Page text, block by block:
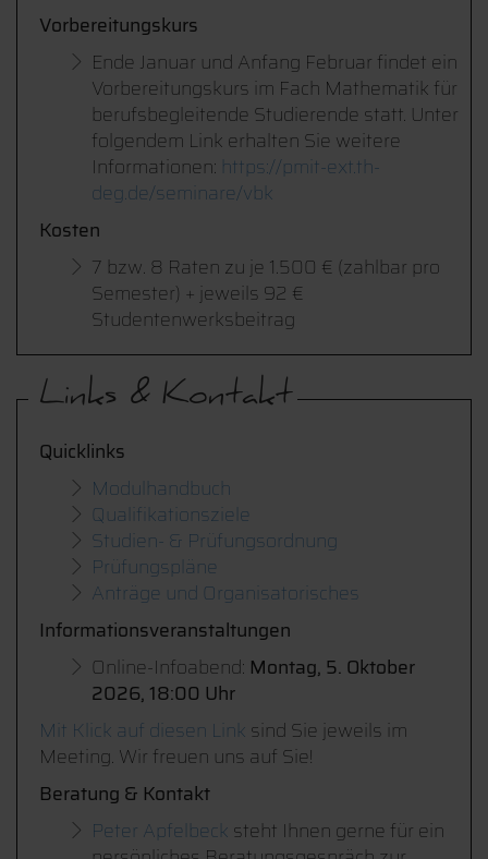
Vorbereitungskurs
Ende Januar und Anfang Februar findet ein
Vorbereitungskurs im Fach Mathematik für
berufsbegleitende Studierende statt. Unter
folgendem Link erhalten Sie weitere
Informationen: https://pmit-ext.th-
deg.de/seminare/vbk
Kosten
7 bzw. 8 Raten zu je 1.500 € (zahlbar pro
Semester) + jeweils 92 €
Studentenwerksbeitrag
Links & Kontakt
Quicklinks
Modulhandbuch
Qualifikationsziele
Studien- & Prüfungsordnung
Prüfungspläne
Anträge und Organisatorisches
Informationsveranstaltungen
Online-Infoabend: Montag, 5. Oktober
2026, 18:00 Uhr
Mit Klick auf diesen Link sind Sie jeweils im
Meeting. Wir freuen uns auf Sie!
Beratung & Kontakt
Peter Apfelbeck steht Ihnen gerne für ein